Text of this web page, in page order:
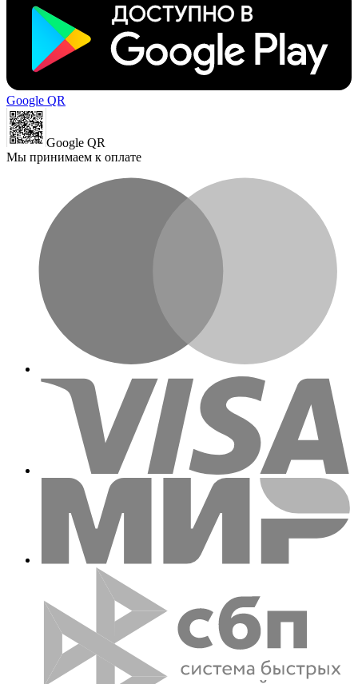
Google QR
Google QR
Мы принимаем к оплате